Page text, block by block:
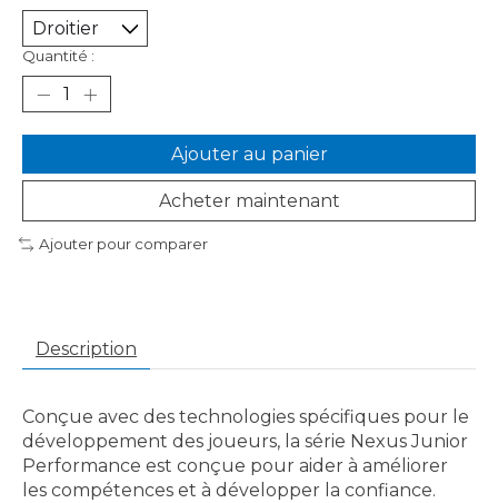
Quantité :
Ajouter au panier
Acheter maintenant
Ajouter pour comparer
Description
Conçue avec des technologies spécifiques pour le
développement des joueurs, la série Nexus Junior
Performance est conçue pour aider à améliorer
les compétences et à développer la confiance.